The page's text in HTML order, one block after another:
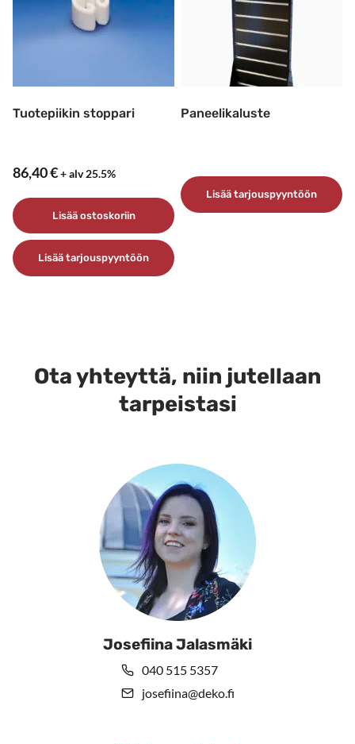
Tuotepiikin stoppari
86,40€+ alv 25.5%
Lisää ostoskoriin
Lisää tarjouspyyntöön
Paneelikaluste
Lisää tarjouspyyntöön
Ota yhteyttä, niin jutellaan
tarpeistasi
Josefiina Jalasmäki
040 515 5357
josefiina@deko.fi